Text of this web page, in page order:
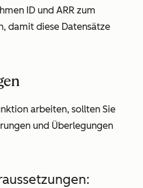
ID und ARR zum
damit diese Datensätze
arbeiten, sollten Sie
und Überlegungen